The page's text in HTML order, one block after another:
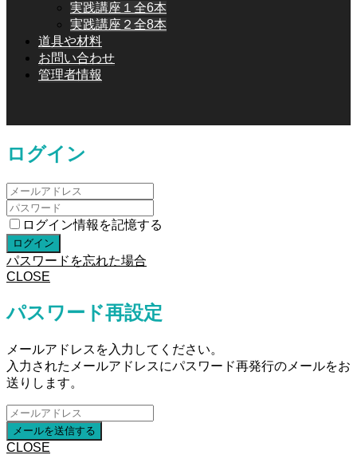
実践講座１全6本
実践講座２全8本
道具や材料
お問い合わせ
管理者情報
ログイン
ログイン情報を記憶する
パスワードを忘れた場合
CLOSE
パスワード再設定
メールアドレスを入力してください。
入力されたメールアドレスにパスワード再発行のメールをお
送りします。
CLOSE